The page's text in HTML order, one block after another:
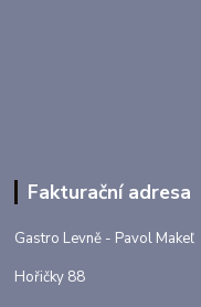
Fakturační adresa
Gastro Levně - Pavol Makeľ
Hořičky 88